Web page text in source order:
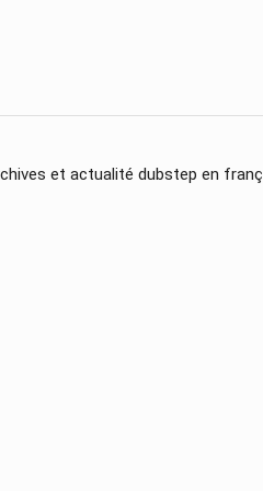
et actualité dubstep en